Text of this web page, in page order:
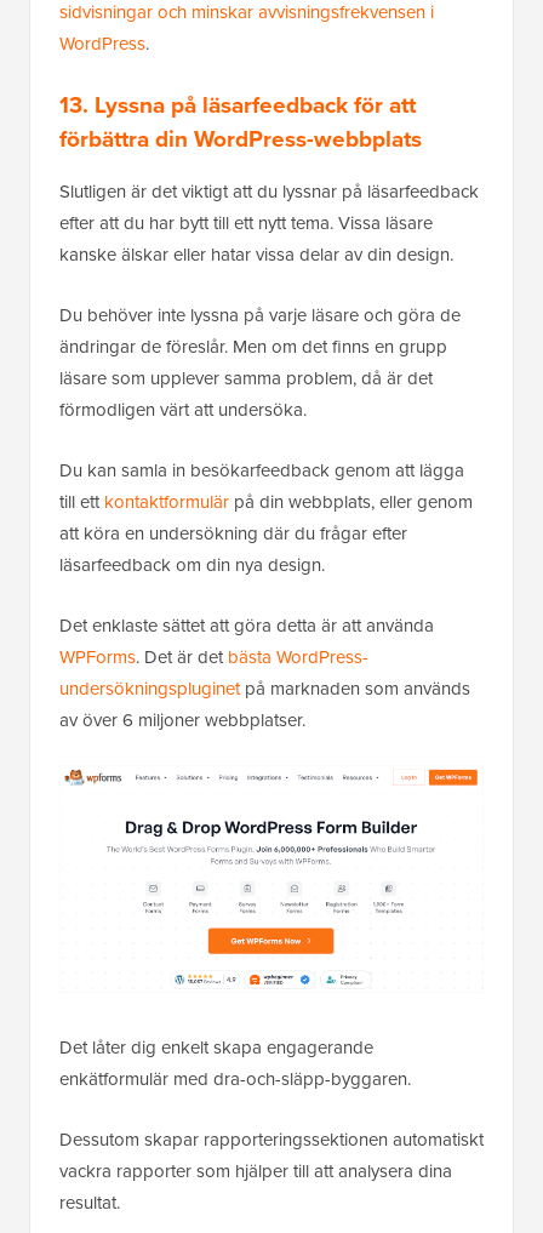
sidvisningar och minskar avvisningsfrekvensen i
WordPress.
13. Lyssna på läsarfeedback för att
förbättra din WordPress-webbplats
Slutligen är det viktigt att du lyssnar på läsarfeedback
efter att du har bytt till ett nytt tema. Vissa läsare
kanske älskar eller hatar vissa delar av din design.
Du behöver inte lyssna på varje läsare och göra de
ändringar de föreslår. Men om det finns en grupp
läsare som upplever samma problem, då är det
förmodligen värt att undersöka.
Du kan samla in besökarfeedback genom att lägga
till ettkontaktformulär på din webbplats, eller genom
att köra en undersökning där du frågar efter
läsarfeedback om din nya design.
Det enklaste sättet att göra detta är att använda
WPForms. Det är detbästa WordPress-
undersökningspluginetpå marknaden som används
av över 6 miljoner webbplatser.
Det låter dig enkelt skapa engagerande
enkätformulär med dra-och-släpp-byggaren.
Dessutom skapar rapporteringssektionen automatiskt
vackra rapporter som hjälper till att analysera dina
resultat.